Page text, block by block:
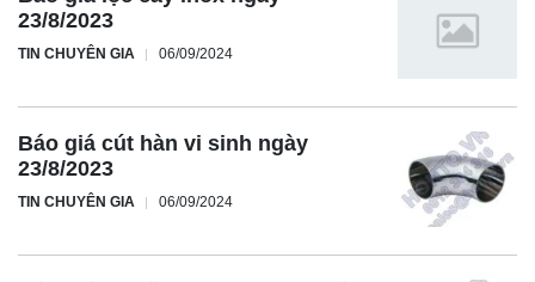
23/8/2023
TIN CHUYÊN GIA 06/09/2024
Báo giá cút hàn vi sinh ngày
23/8/2023
TIN CHUYÊN GIA 06/09/2024